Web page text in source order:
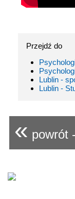
Przejdź do
Lublin -
Lublin -
« powrót